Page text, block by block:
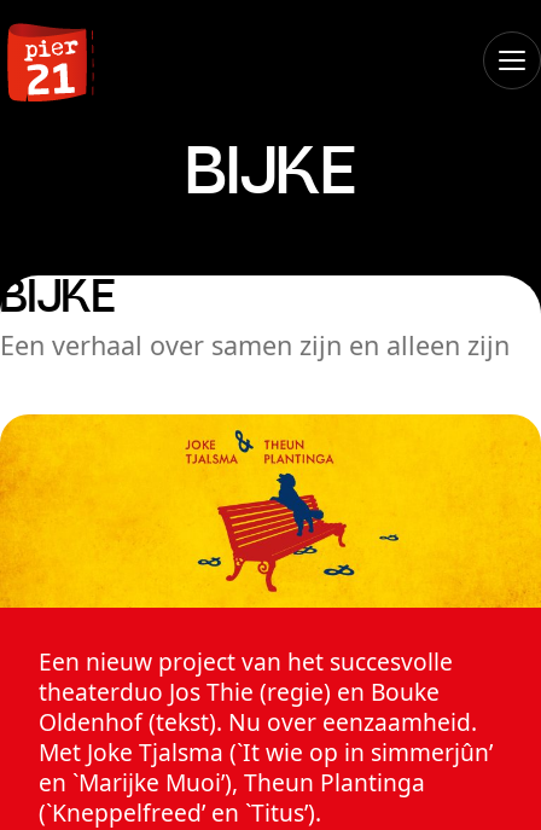
BIJKE
BIJKE
Een verhaal over samen zijn en alleen zijn
Een nieuw project van het succesvolle
theaterduo Jos Thie (regie) en Bouke
Oldenhof (tekst). Nu over eenzaamheid.
Met Joke Tjalsma (`It wie op in simmerjûn’
en `Marijke Muoi’), Theun Plantinga
(`Kneppelfreed’ en `Titus’).